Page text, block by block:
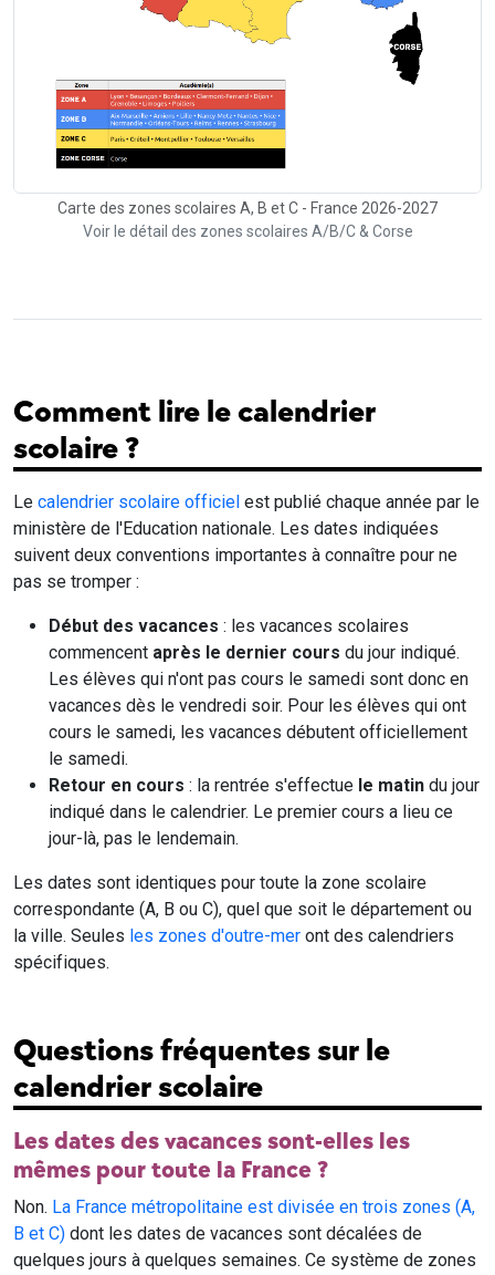
Carte des zones scolaires A, B et C - France 2026-2027
Voir le détail des zones scolaires A/B/C & Corse
Comment lire le calendrier
scolaire ?
Le calendrier scolaire officiel est publié chaque année par le
ministère de l'Education nationale. Les dates indiquées
suivent deux conventions importantes à connaître pour ne
pas se tromper :
Début des vacances : les vacances scolaires
commencent après le dernier cours du jour indiqué.
Les élèves qui n'ont pas cours le samedi sont donc en
vacances dès le vendredi soir. Pour les élèves qui ont
cours le samedi, les vacances débutent officiellement
le samedi.
Retour en cours : la rentrée s'effectue le matin du jour
indiqué dans le calendrier. Le premier cours a lieu ce
jour-là, pas le lendemain.
Les dates sont identiques pour toute la zone scolaire
correspondante (A, B ou C), quel que soit le département ou
la ville. Seules les zones d'outre-mer ont des calendriers
spécifiques.
Questions fréquentes sur le
calendrier scolaire
Les dates des vacances sont-elles les
mêmes pour toute la France ?
Non. La France métropolitaine est divisée en trois zones (A,
B et C) dont les dates de vacances sont décalées de
quelques jours à quelques semaines. Ce système de zones